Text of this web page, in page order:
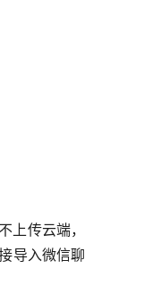
传云端，
导入微信聊